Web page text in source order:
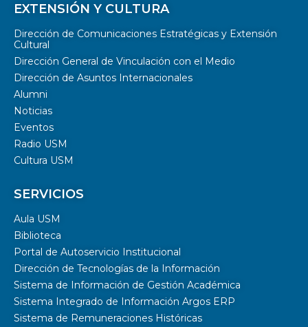
EXTENSIÓN Y CULTURA
Dirección de Comunicaciones Estratégicas y Extensión
Cultural
Dirección General de Vinculación con el Medio
Dirección de Asuntos Internacionales
Alumni
Noticias
Eventos
Radio USM
Cultura USM
SERVICIOS
Aula USM
Biblioteca
Portal de Autoservicio Institucional
Dirección de Tecnologías de la Información
Sistema de Información de Gestión Académica
Sistema Integrado de Información Argos ERP
Sistema de Remuneraciones Históricas